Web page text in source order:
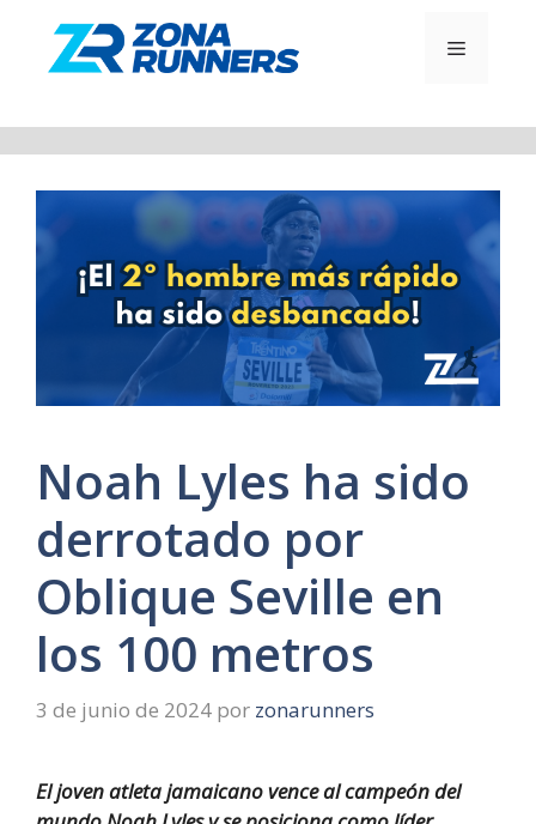
contenido
MENÚ
Noah Lyles ha sido
derrotado por
Oblique Seville en
los 100 metros
3 de junio de 2024 por zonarunners
El joven atleta jamaicano vence al campeón del